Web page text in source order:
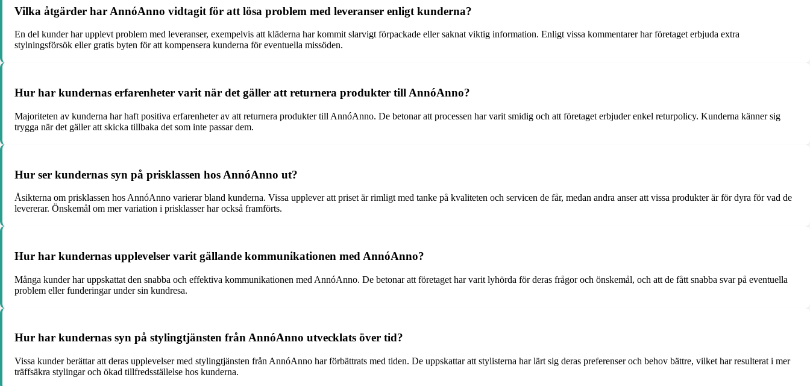
Vilka åtgärder har AnnóAnno vidtagit för att lösa problem med leveranser enligt kunderna?
En del kunder har upplevt problem med leveranser, exempelvis att kläderna har kommit slarvigt förpackade eller saknat viktig information. Enligt vissa kommentarer har företaget erbjuda extra
stylningsförsök eller gratis byten för att kompensera kunderna för eventuella missöden.
Hur har kundernas erfarenheter varit när det gäller att returnera produkter till AnnóAnno?
Majoriteten av kunderna har haft positiva erfarenheter av att returnera produkter till AnnóAnno. De betonar att processen har varit smidig och att företaget erbjuder enkel returpolicy. Kunderna känner sig
trygga när det gäller att skicka tillbaka det som inte passar dem.
Hur ser kundernas syn på prisklassen hos AnnóAnno ut?
Åsikterna om prisklassen hos AnnóAnno varierar bland kunderna. Vissa upplever att priset är rimligt med tanke på kvaliteten och servicen de får, medan andra anser att vissa produkter är för dyra för vad de
levererar. Önskemål om mer variation i prisklasser har också framförts.
Hur har kundernas upplevelser varit gällande kommunikationen med AnnóAnno?
Många kunder har uppskattat den snabba och effektiva kommunikationen med AnnóAnno. De betonar att företaget har varit lyhörda för deras frågor och önskemål, och att de fått snabba svar på eventuella
problem eller funderingar under sin kundresa.
Hur har kundernas syn på stylingtjänsten från AnnóAnno utvecklats över tid?
Vissa kunder berättar att deras upplevelser med stylingtjänsten från AnnóAnno har förbättrats med tiden. De uppskattar att stylisterna har lärt sig deras preferenser och behov bättre, vilket har resulterat i mer
träffsäkra stylingar och ökad tillfredsställelse hos kunderna.